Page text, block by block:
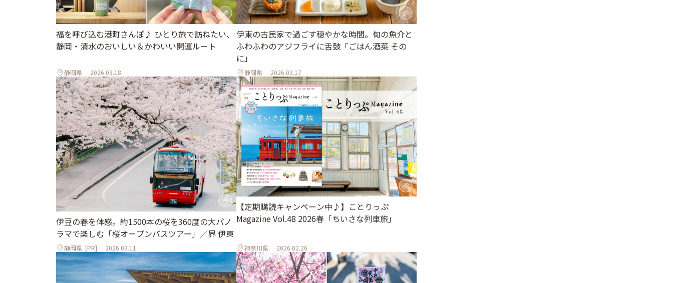
福を呼び込む港町さんぽ♪ ひとり旅で訪ねたい、
静岡・清水のおいしい＆かわいい開運ルート
静岡県 2026.03.18
伊東の古民家で過ごす穏やかな時間。旬の魚介と
ふわふわのアジフライに舌鼓「ごはん酒菜 その
に」
静岡県 2026.03.17
伊豆の春を体感。約1500本の桜を360度の大パノ
ラマで楽しむ「桜オープンバスツアー」／界 伊東
静岡県 [PR] 2026.03.11
【定期購読キャンペーン中♪】ことりっぷ
Magazine Vol.48 2026春「ちいさな列車旅」
神奈川県 2026.02.26